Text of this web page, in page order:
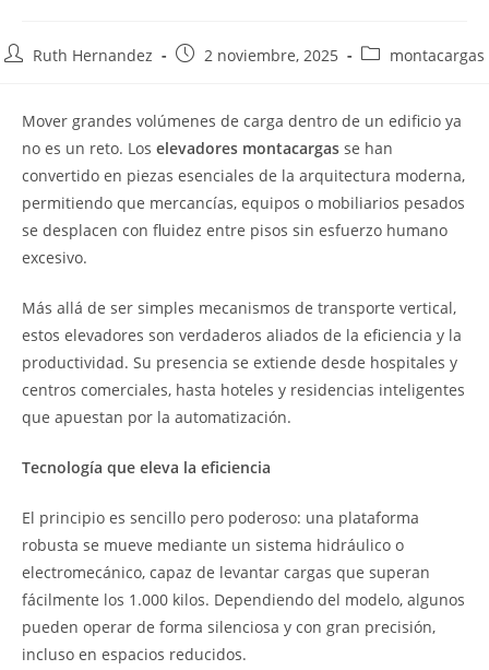
Ruth Hernandez 2 noviembre, 2025 montacargas
Mover grandes volúmenes de carga dentro de un edificio ya
no es un reto. Los elevadores montacargas se han
convertido en piezas esenciales de la arquitectura moderna,
permitiendo que mercancías, equipos o mobiliarios pesados
se desplacen con fluidez entre pisos sin esfuerzo humano
excesivo.
Más allá de ser simples mecanismos de transporte vertical,
estos elevadores son verdaderos aliados de la eficiencia y la
productividad. Su presencia se extiende desde hospitales y
centros comerciales, hasta hoteles y residencias inteligentes
que apuestan por la automatización.
Tecnología que eleva la eficiencia
El principio es sencillo pero poderoso: una plataforma
robusta se mueve mediante un sistema hidráulico o
electromecánico, capaz de levantar cargas que superan
fácilmente los 1.000 kilos. Dependiendo del modelo, algunos
pueden operar de forma silenciosa y con gran precisión,
incluso en espacios reducidos.